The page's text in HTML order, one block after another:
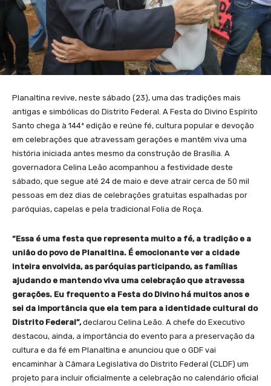
Planaltina revive, neste sábado (23), uma das tradições mais
antigas e simbólicas do Distrito Federal. A Festa do Divino Espírito
Santo chega à 144ª edição e reúne fé, cultura popular e devoção
em celebrações que atravessam gerações e mantêm viva uma
história iniciada antes mesmo da construção de Brasília. A
governadora Celina Leão acompanhou a festividade deste
sábado, que segue até 24 de maio e deve atrair cerca de 50 mil
pessoas em dez dias de celebrações gratuitas espalhadas por
paróquias, capelas e pela tradicional Folia de Roça.
“Essa é uma festa que representa muito a fé, a tradição e a
união do povo de Planaltina. É emocionante ver a cidade
inteira envolvida, as paróquias participando, as famílias
ajudando e mantendo viva uma celebração que atravessa
gerações. Eu frequento a Festa do Divino há muitos anos e
sei da importância que ela tem para a identidade cultural do
Distrito Federal”,declarou Celina Leão. A chefe do Executivo
destacou, ainda, a importância do evento para a preservação da
cultura e da fé em Planaltina e anunciou que o GDF vai
encaminhar à Câmara Legislativa do Distrito Federal (CLDF) um
projeto para incluir oficialmente a celebração no calendário oficial